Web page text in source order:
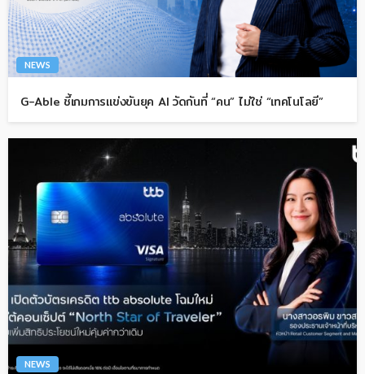
NEWS
G-Able ชี้เกมการแข่งขันยุค AI วัดกันที่ “คน” ไม่ใช่ “เทคโนโลยี”
NEWS